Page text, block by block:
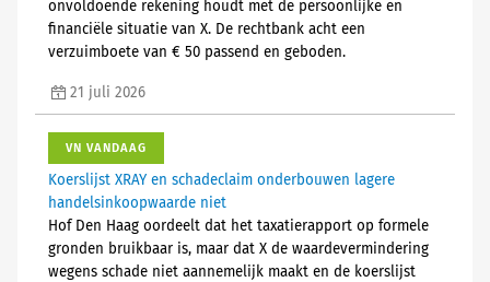
onvoldoende rekening houdt met de persoonlijke en
financiële situatie van X. De rechtbank acht een
verzuimboete van € 50 passend en geboden.
21 juli 2026
VN VANDAAG
Koerslijst XRAY en schadeclaim onderbouwen lagere
handelsinkoopwaarde niet
Hof Den Haag oordeelt dat het taxatierapport op formele
gronden bruikbaar is, maar dat X de waardevermindering
wegens schade niet aannemelijk maakt en de koerslijst